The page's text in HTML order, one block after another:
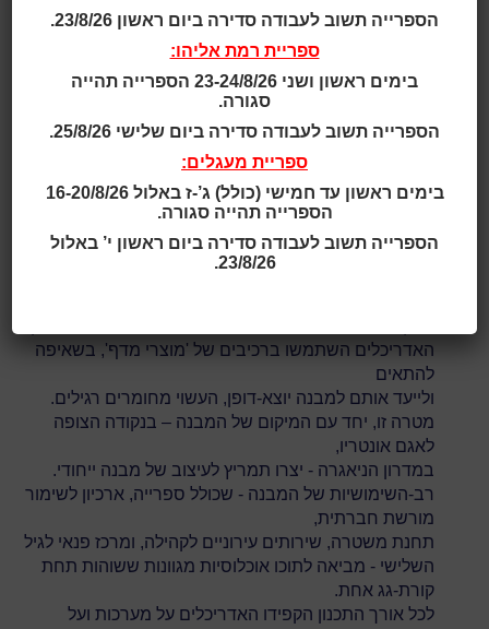
מחוז אונטריו שבקנדה.
אגם אונטריו והיא מונה
מערך הספריות: 22 ספריות ציבוריות הכוללות ספרייה
מרכזית.
לקריאה נוספת ולתמונות: The Waterdown Library and
האדריכלים השתמשו ברכיבים של 'מוצרי מדף', בשאיפה
להתאים
ולייעד אותם למבנה יוצא-דופן, העשוי מחומרים רגילים.
מטרה זו, יחד עם המיקום של המבנה – בנקודה הצופה
לאגם אונטריו,
במדרון הניאגרה - יצרו תמריץ לעיצוב של מבנה ייחודי.
רב-השימושיות של המבנה - שכולל ספרייה, ארכיון לשימור
מורשת חברתית,
תחנת משטרה, שירותים עירוניים לקהילה, ומרכז פנאי לגיל
השלישי - מביאה לתוכו אוכלוסיות מגוונות ששוהות תחת
קורת-גג אחת.
לכל אורך התכנון הקפידו האדריכלים על מערכות ועל
הספרייה תשוב לעבודה סדירה ביום ראשון 23/8/26.
ספריית רמת אליהו:
בימים ראשון ושני 23-24/8/26 הספרייה תהייה
סגורה.
הספרייה תשוב לעבודה סדירה ביום שלישי 25/8/26.
ספריית מעגלים:
בימים ראשון עד חמישי (כולל) ג’-ז באלול 16-20/8/26
הספרייה תהייה סגורה.
הספרייה תשוב לעבודה סדירה ביום ראשון י’ באלול
23/8/26.